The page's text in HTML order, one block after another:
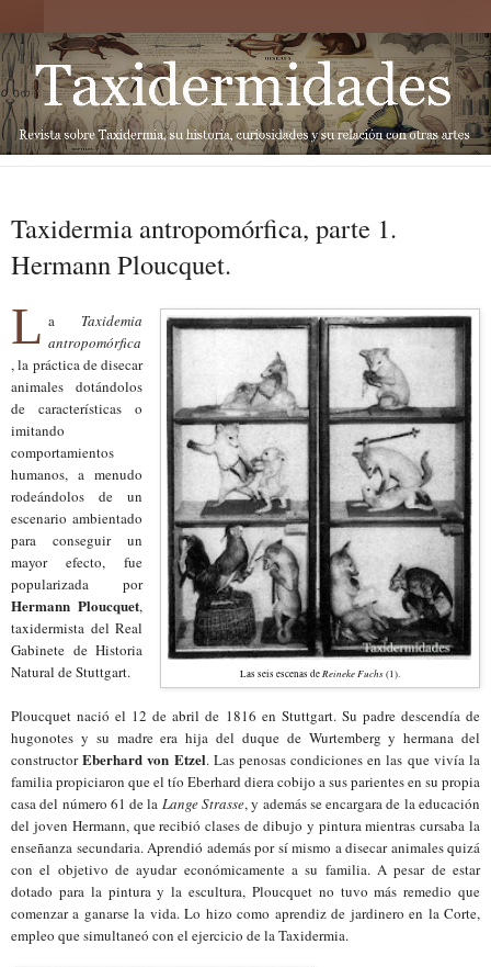
Taxidermia antropomórfica, parte 1.
Hermann Ploucquet.
Las seis escenas deReineke Fuchs(1).
L a Taxidemia
antropomórfica
, la práctica de disecar
animales dotándolos
de características o
imitando
comportamientos
humanos, a menudo
rodeándolos de un
escenario ambientado
para conseguir un
mayor efecto, fue
popularizada por
Hermann Ploucquet,
taxidermista del Real
Gabinete de Historia
Natural de Stuttgart.
Ploucquet nació el 12 de abril de 1816 en Stuttgart. Su padre descendía de
hugonotes y su madre era hija del duque de Wurtemberg y hermana del
constructorEberhard von Etzel. Las penosas condiciones en las que vivía la
familia propiciaron que el tío Eberhard diera cobijo a sus parientes en su propia
casa del número 61 de la Lange Strasse, y además se encargara de la educación
del joven Hermann, que recibió clases de dibujo y pintura mientras cursaba la
enseñanza secundaria. Aprendió además por sí mismo a disecar animales quizá
con el objetivo de ayudar económicamente a su familia. A pesar de estar
dotado para la pintura y la escultura, Ploucquet no tuvo más remedio que
comenzar a ganarse la vida.Lo hizo como aprendiz de jardinero en la Corte,
empleo que simultaneó con el ejercicio de la Taxidermia.